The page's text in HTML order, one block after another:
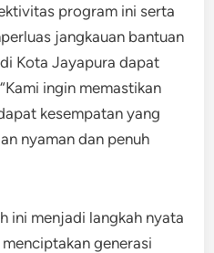
program ini serta
jangkauan bantuan
Kota Jayapura dapat
ingin memastikan
kesempatan yang
nyaman dan penuh
ini menjadi langkah nyata
generasi